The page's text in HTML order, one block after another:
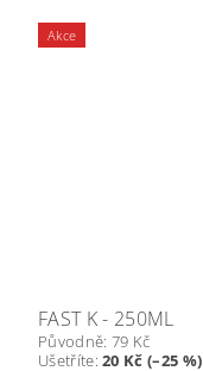
Akce
FAST K - 250ML
Původně: 79 Kč
Ušetříte:20 Kč (–25 %)